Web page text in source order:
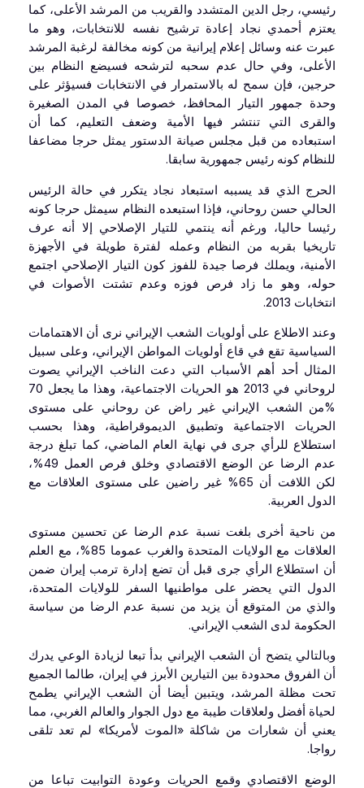
رئيسي، رجل الدين المتشدد والقريب من المرشد الأعلى، كما
يعتزم أحمدي نجاد إعادة ترشيح نفسه للانتخابات، وهو ما
عبرت عنه وسائل إعلام إيرانية من كونه مخالفة لرغبة المرشد
الأعلى، وفي حال عدم سحبه لترشحه فسيضع النظام بين
حرجين، فإن سمح له بالاستمرار في الانتخابات فسيؤثر على
وحدة جمهور التيار المحافظ، خصوصا في المدن الصغيرة
والقرى التي تنتشر فيها الأمية وضعف التعليم، كما أن
استبعاده من قبل مجلس صيانة الدستور يمثل حرجا مضاعفا
للنظام كونه رئيس جمهورية سابقا.
الحرج الذي قد يسببه استبعاد نجاد يتكرر في حالة الرئيس
الحالي حسن روحاني، فإذا استبعده النظام سيمثل حرجا كونه
رئيسا حاليا، ورغم أنه ينتمي للتيار الإصلاحي إلا أنه عرف
تاريخيا بقربه من النظام وعمله لفترة طويلة في الأجهزة
الأمنية، ويملك فرصا جيدة للفوز كون التيار الإصلاحي اجتمع
حوله، وهو ما زاد فرص فوزه وعدم تشتت الأصوات في
انتخابات 2013.
وعند الاطلاع على أولويات الشعب الإيراني نرى أن الاهتمامات
السياسية تقع في قاع أولويات المواطن الإيراني، وعلى سبيل
المثال أحد أهم الأسباب التي دعت الناخب الإيراني يصوت
لروحاني في 2013 هو الحريات الاجتماعية، وهذا ما يجعل 70
%من الشعب الإيراني غير راض عن روحاني على مستوى
الحريات الاجتماعية وتطبيق الديموقراطية، وهذا بحسب
استطلاع للرأي جرى في نهاية العام الماضي، كما تبلغ درجة
عدم الرضا عن الوضع الاقتصادي وخلق فرص العمل 49%،
لكن اللافت أن 65% غير راضين على مستوى العلاقات مع
الدول العربية.
من ناحية أخرى بلغت نسبة عدم الرضا عن تحسين مستوى
العلاقات مع الولايات المتحدة والغرب عموما 85%، مع العلم
أن استطلاع الرأي جرى قبل أن تضع إدارة ترمب إيران ضمن
الدول التي يحضر على مواطنيها السفر للولايات المتحدة،
والذي من المتوقع أن يزيد من نسبة عدم الرضا من سياسة
الحكومة لدى الشعب الإيراني.
وبالتالي يتضح أن الشعب الإيراني بدأ تبعا لزيادة الوعي يدرك
أن الفروق محدودة بين التيارين الأبرز في إيران، طالما الجميع
تحت مظلة المرشد، ويتبين أيضا أن الشعب الإيراني يطمح
لحياة أفضل ولعلاقات طيبة مع دول الجوار والعالم الغربي، مما
يعني أن شعارات من شاكلة «الموت لأمريكا» لم تعد تلقى
رواجا.
الوضع الاقتصادي وقمع الحريات وعودة التوابيت تباعا من